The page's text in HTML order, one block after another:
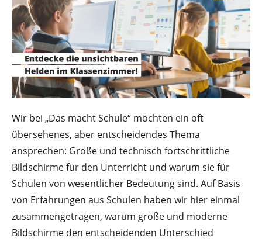
Wir bei „Das macht Schule“ möchten ein oft
übersehenes, aber entscheidendes Thema
ansprechen: Große und technisch fortschrittliche
Bildschirme für den Unterricht und warum sie für
Schulen von wesentlicher Bedeutung sind. Auf Basis
von Erfahrungen aus Schulen haben wir hier einmal
zusammengetragen, warum große und moderne
Bildschirme den entscheidenden Unterschied